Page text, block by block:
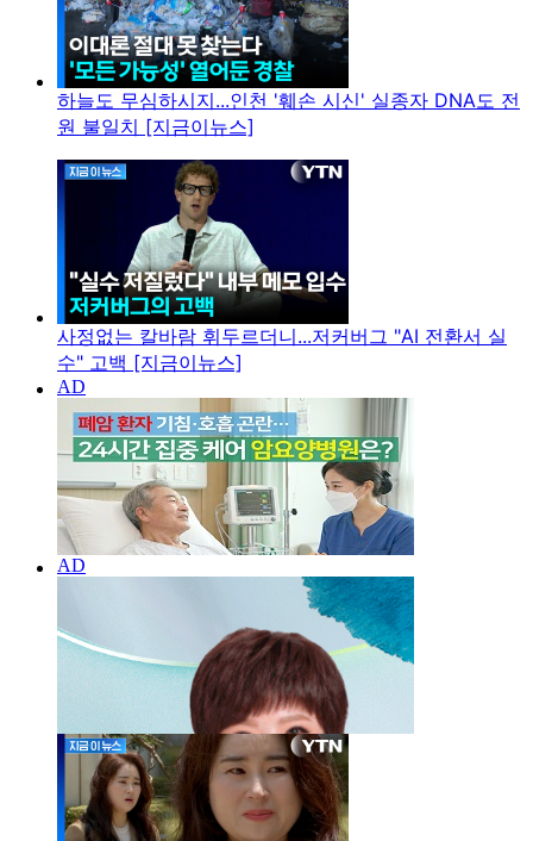
하늘도 무심하시지...인천 '훼손 시신' 실종자 DNA도 전
원 불일치 [지금이뉴스]
사정없는 칼바람 휘두르더니...저커버그 "AI 전환서 실
수" 고백 [지금이뉴스]